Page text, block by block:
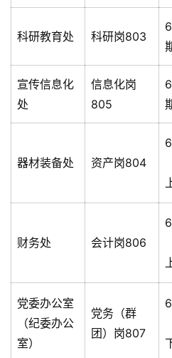
科研教育处 科研岗803
宣传信息化
处
信息化岗
805
器材装备处 资产岗804
财务处 会计岗806
党委办公室
（纪委办公
室）
党务（群
团）岗807